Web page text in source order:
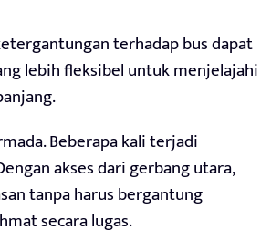
terhadap bus dapat
lebih fleksibel untuk menjelajahi
Beberapa kali terjadi
akses dari gerbang utara,
tanpa harus bergantung
secara lugas.